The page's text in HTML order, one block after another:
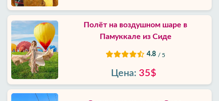
Полёт на воздушном шаре в
Памуккале из Сиде
4.8 / 5
Цена: 35$